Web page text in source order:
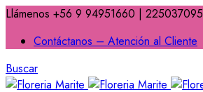
Llámenos +56 9 94951660 | 225037095
Contáctanos – Atención al Cliente
Buscar